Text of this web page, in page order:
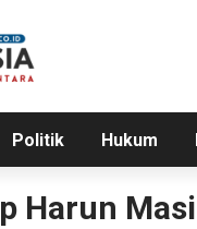
Politik Hukum
Harun